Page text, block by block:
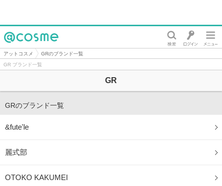
@cosme
アットコスメ
GRのブランド一覧
GR ブランド一覧
GR
GRのブランド一覧
&fute'le
麗式部
OTOKO KAKUMEI